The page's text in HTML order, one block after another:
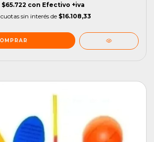
$65.722 con Efectivo +iva
cuotas sin interés de $16.108,33